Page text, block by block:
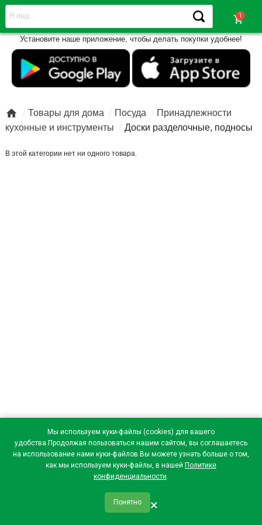
Мы используем куки-файлы (cookies) для вашего
удобства.Продолжая пользоваться нашим сайтом, вы соглашаетесь
на использование нами куки-файлов.Вы можете узнать больше о том,
как мы используем куки-файлы, в нашей Политике
конфиденциальности.
Понятно ×
shopping_cart
Установите наше приложение, чтобы делать покупки удобнее!
 Товары для дома Посуда
Принадлежности
кухонные и инструменты
Доски разделочные, подносы
В этой категории нет ни одного товара.
qr_code